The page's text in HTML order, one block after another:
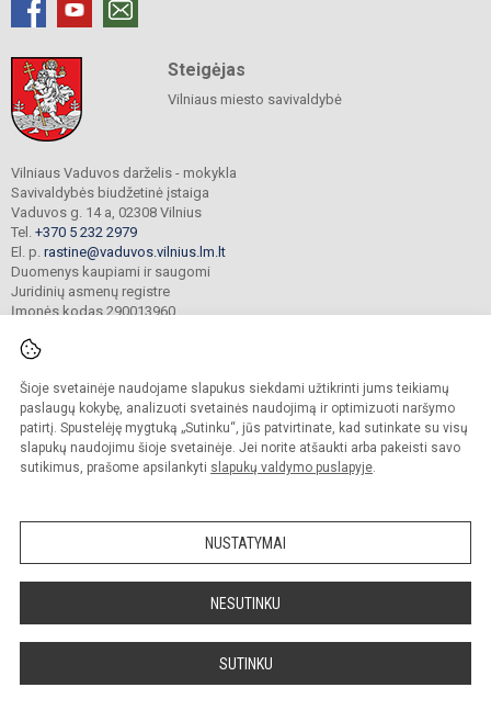
Šioje svetainėje naudojame slapukus siekdami užtikrinti jums teikiamų
paslaugų kokybę, analizuoti svetainės naudojimą ir optimizuoti naršymo
patirtį. Spustelėję mygtuką „Sutinku“, jūs patvirtinate, kad sutinkate su visų
slapukų naudojimu šioje svetainėje. Jei norite atšaukti arba pakeisti savo
sutikimus, prašome apsilankyti slapukų valdymo puslapyje.
NUSTATYMAI
NESUTINKU
SUTINKU
Steigėjas
Vilniaus miesto savivaldybė
Vilniaus Vaduvos darželis - mokykla
Savivaldybės biudžetinė įstaiga
Vaduvos g. 14 a, 02308 Vilnius
Tel. +370 5 232 2979
El. p. rastine@vaduvos.vilnius.lm.lt
Duomenys kaupiami ir saugomi
Juridinių asmenų registre
Įmonės kodas 290013960
© 2023. Vilniaus Vaduvos darželis - mokykla. Visos teisės saugomos.
Kopijuoti turinį be raštiško įstaigos administracijos sutikimo griežtai draudžiama.
Prieinamumo paraiška Slapukų politika
Sumanus būdas atnaujinti